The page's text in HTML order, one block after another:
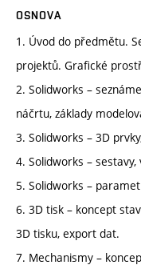
OSNOVA
1. Úvod do předmětu.
projektů. Grafické
2. Solidworks –
náčrtu, základy
3. Solidworks – 3D
4. Solidworks – sestavy,
5. Solidworks –
6. 3D tisk – koncept
3D tisku, export dat.
7. Mechanismy –